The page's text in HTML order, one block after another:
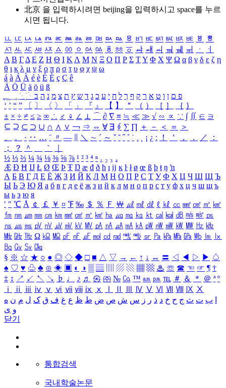
北京 을 입력하시려면 beijing을 입력하시고 space를 누르
시면 됩니다.
ㅥ ㅦ ㅧ ㅨ ㅩ ㅪ ㅫ ㅬ ㅭ ㅮ ㅯ ㅰ ㅱ ㅲ ㅳ ㅴ ㅵ ㅶ ㅷ ㅸ
ㅹ
ㅺ ㅻ ㅼ ㅽ ㅾ ㅿ ㆀ ㆁ ㆂ ㆃ ㆄ ㆅ ㆆ ㆇ ㆈ ㆉ ㆊ ㆋ ㆌ ㆍ
ㆎ
Α Β ΓΔ Ε Ζ Η Θ Ι ΚΛ Μ Ν Ξ Ο Π Ρ Σ ΤΥ Φ Χ Ψ Ω α β γ δ ε ζ η
θ ι κ λ μ ν ξ ο π ρ σ τ υ φ χ ψ ω
á à Á À é è É È ç Ç ê
Ä Ö Ü ä ö ü ß
ִֶֹ ֻּ ׁׂ פ ם ן ו ט א ר ק ף ך ל ח י ע כ ג ד ש ץ ת צ מ נ ה ב
‘ ’ “ ” 〔 〕 〈 〉 「 」 『 』 【 】 ＂ （ ） ［ ］ ｛ ｝
± × ÷ ≠ ≤ ≥ ∞ ∴ ♂ ♀ ∠ ⊥ ⌒ ∂ ∇ ≡ ≒ ≪ ≫ √ ∽ ∝ ∵ ∫ ∬ ∈ ∋
⊆ ⊇ ⊂ ⊃ ∪ ∩ ∧ ∨ ￢ ⇒ ⇔ ∀ ∃ ∮ ∑ ∏ ＋ － ＜ ＝
＞
、
。 · ‥ … ¨ 〃 ― ＼ ∼ ´ ～ ˇ ˘ ˝ ˚ ˙ ¸ ¡ ¿ ː ！ ＇ ， ． ／
：
；
？ ＾ ｀
½ ⅓ ⅔ ¼ ¾ ⅛ ⅜ ⅝ ⅞ ¹ ² ³ ⁴ ⁿ ₁ ₂ ₃ ₄
Æ Ð Ħ Ĳ Ł Ø Œ Þ Ŧ Ŋ æ đ ð ħ ı ĳ ĸ ŀ ł ø œ ß þ ŧ ŋ ŉ
А Б В Г Д Е Ё Ж З И Й К Л М Н О П Р С Т У Ф Х Ц Ч Ш Щ Ъ
Ы Ь Э Ю Я а б в г д е ё ж з и й к л м н о п р с т у ф х ц ч ш щ ъ
ы ь э ю я
′ ″ ℃ Å ￠ ￡ ￥ ¤ ℉ ‰ ＄ ％ Ｆ ￦ ㎕ ㎖ ㎗ ℓ ㎘ ㏄ ㎣ ㎤ ㎥ ㎦
㎙ ㎚ ㎛ ㎜ ㎝ ㎞ ㎟ ㎠ ㎡ ㎢ ㏊ ㎍ ㎎ ㎏ ㏏ ㎈ ㎉ ㏈ ㎧ ㎨ ㎰
㎱ ㎲ ㎳ ㎴ ㎵ ㎶ ㎷ ㎸ ㎹ ㎀ ㎁ ㎂ ㎃ ㎄ ㎺ ㎻ ㎽ ㎾ ㎿ ㎐ ㎑
㎒ ㎓ ㎔ Ω ㏀ ㏁ ㎊ ㎋ ㎌ ㏖ ㏅ ㎭ ㎮ ㎯ ㏛ ㎩ ㎪ ㎫ ㎬ ㏝ ㏐
㏓
㏃ ㏉ ㏜ ㏆
§ ※ ☆ ★ ○ ● ◎ ◇ ◆ □ ■ △ ▽ → ← ↑ ↓ ↔ 〓 ◁ ◀ ▷ ▶ ♤
♠ ♡ ♥ ♧ ♣ ⊙ ◈ ▣ ◐ ◑ ▒ ▤ ▨ ▧ ▦ ▩ ♨ ☏ ☎ ☜ ☞ ¶ †
‡ ↕ ↗ ↙ ↖ ↘ ♭ ♩ ♪ ♬ ㉿ ㈜ № ㏇ ™ ㏂ ㏘ ℡ ＃ ＆ ＊ ＠ ª º
ⅰ
ⅱ ⅲ ⅳ ⅴ ⅵ ⅶ ⅷ ⅸ ⅹ Ⅳ Ⅴ Ⅵ Ⅶ Ⅷ Ⅸ Ⅹ
ب ت ث ج ح خ د ذ ر ز س ش ص ض ط ظ ع غ ف ق ک ل م ن ه
و ی
닫기
통합검색
국내학술논문